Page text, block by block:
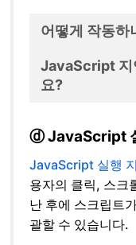
어떻게 작동하
JavaScript 지
요?
ⓓ JavaScript
JavaScript 실행
용자의 클릭, 스크
난 후에 스크립트
괄할 수 있습니다.